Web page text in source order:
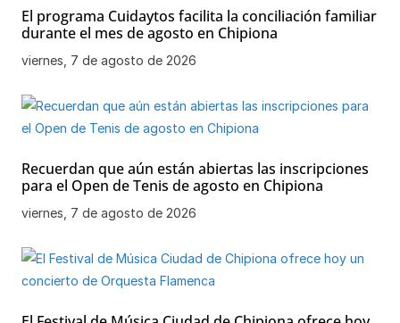
El programa Cuidaytos facilita la conciliación familiar
durante el mes de agosto en Chipiona
viernes, 7 de agosto de 2026
Recuerdan que aún están abiertas las inscripciones
para el Open de Tenis de agosto en Chipiona
viernes, 7 de agosto de 2026